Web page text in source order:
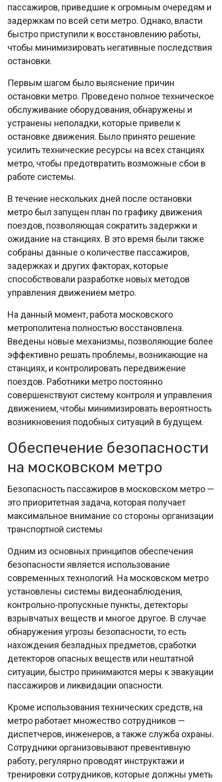
пассажиров, приведшие к огромным очередям и
задержкам по всей сети метро. Однако, власти
быстро приступили к восстановлению работы,
чтобы минимизировать негативные последствия
остановки.
Первым шагом было выяснение причин
остановки метро. Проведено полное техническое
обслуживание оборудования, обнаружены и
устранены неполадки, которые привели к
остановке движения. Было принято решение
усилить технические ресурсы на всех станциях
метро, чтобы предотвратить возможные сбои в
работе системы.
В течение нескольких дней после остановки
метро был запущен план по графику движения
поездов, позволяющая сократить задержки и
ожидание на станциях. В это время были также
собраны данные о количестве пассажиров,
задержках и других факторах, которые
способствовали разработке новых методов
управления движением метро.
На данный момент, работа московского
метрополитена полностью восстановлена.
Введены новые механизмы, позволяющие более
эффективно решать проблемы, возникающие на
станциях, и контролировать передвижение
поездов. Работники метро постоянно
совершенствуют систему контроля и управления
движением, чтобы минимизировать вероятность
возникновения подобных ситуаций в будущем.
Обеспечение безопасности
на московском метро
Безопасность пассажиров в московском метро —
это приоритетная задача, которая получает
максимальное внимание со стороны организации
транспортной системы
Одним из основных принципов обеспечения
безопасности является использование
современных технологий. На московском метро
установлены системы видеонаблюдения,
контрольно-пропускные пункты, детекторы
взрывчатых веществ и многое другое. В случае
обнаружения угрозы безопасности, то есть
нахождения безладных предметов, сработки
детекторов опасных веществ или нештатной
ситуации, быстро принимаются меры к эвакуации
пассажиров и ликвидации опасности.
Кроме использования технических средств, на
метро работает множество сотрудников —
диспетчеров, инженеров, а также служба охраны.
Сотрудники организовывают превентивную
работу, регулярно проводят инструктажи и
тренировки сотрудников, которые должны уметь